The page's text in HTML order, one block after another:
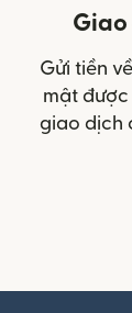
Gửi tiền
mật được
giao dịch